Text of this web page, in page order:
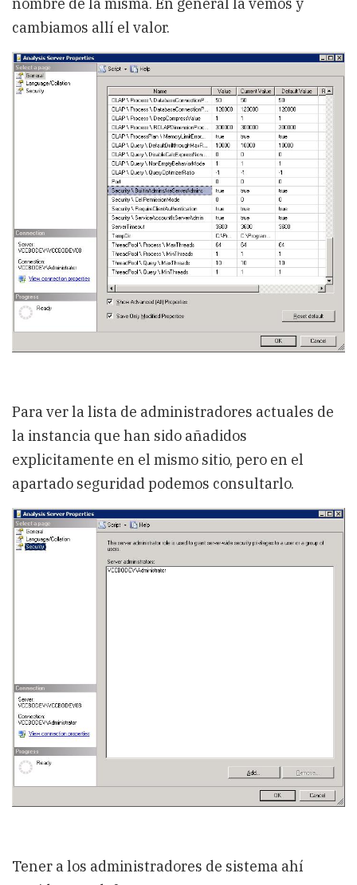
nombre de la misma. En general la vemos y
cambiamos allí el valor.
Para ver la lista de administradores actuales de
la instancia que han sido añadidos
explicitamente en el mismo sitio, pero en el
apartado seguridad podemos consultarlo.
Tener a los administradores de sistema ahí